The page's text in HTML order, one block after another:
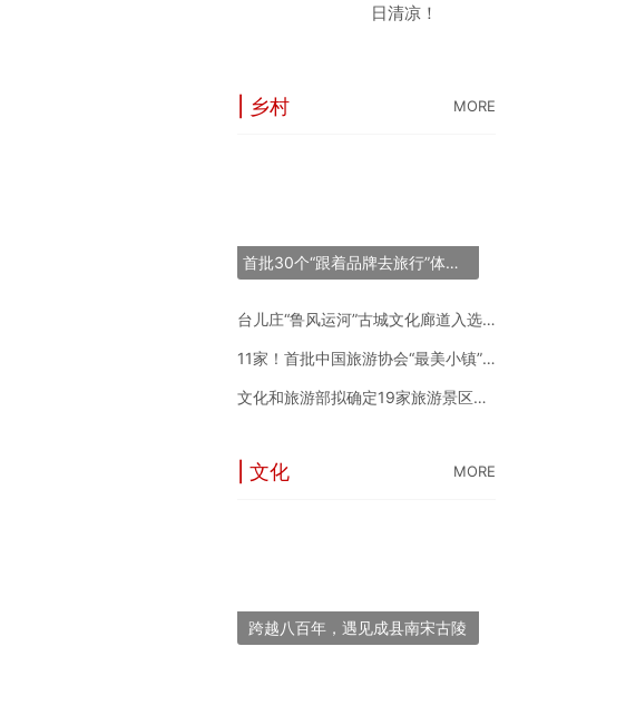
日清凉！
| 乡村 MORE
首批30个“跟着品牌去旅行”体验地推荐名单正式发布
台儿庄“鲁风运河”古城文化廊道入选2024年度中国“十大最美农村路”
11家！首批中国旅游协会“最美小镇”新鲜出炉
文化和旅游部拟确定19家旅游景区为国家5A级旅游景区
| 文化 MORE
跨越八百年，遇见成县南宋古陵